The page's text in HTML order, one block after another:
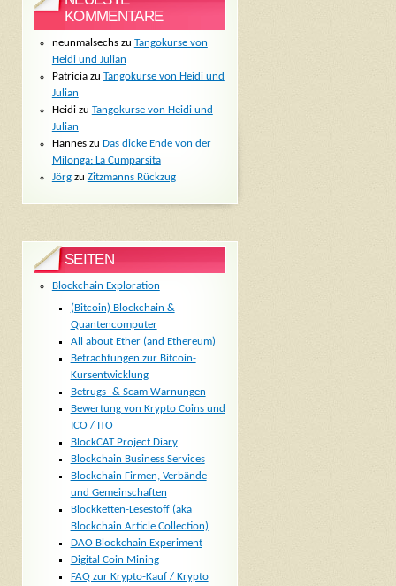
KOMMENTARE
neunmalsechszu Tangokurse von
Heidi und Julian
Patriciazu Tangokurse von Heidi und
Julian
Heidizu Tangokurse von Heidi und
Julian
Hanneszu Das dicke Ende von der
Milonga: La Cumparsita
Jörgzu Zitzmanns Rückzug
SEITEN
Blockchain Exploration
(Bitcoin) Blockchain &
Quantencomputer
All about Ether (and Ethereum)
Betrachtungen zur Bitcoin-
Kursentwicklung
Betrugs- & Scam Warnungen
Bewertung von Krypto Coins und
ICO / ITO
BlockCAT Project Diary
Blockchain Business Services
Blockchain Firmen, Verbände
und Gemeinschaften
Blockketten-Lesestoff (aka
Blockchain Article Collection)
DAO Blockchain Experiment
Digital Coin Mining
FAQ zur Krypto-Kauf / Krypto